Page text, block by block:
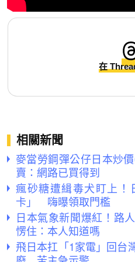
在
相關新聞
麥當勞鋼彈公仔日本炒
賣：網路已買得到
瘋砂糖遭緝毒犬盯上！
卡」 嗨曝領取門檻
日本氣象新聞爆紅！路
愣住：本人知道嗎
飛日本扛「1家電」回台